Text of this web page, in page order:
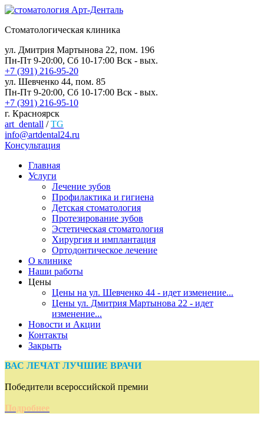
Стоматологическая клиника
ул. Дмитрия Мартынова 22, пом. 196
Пн-Пт 9-20:00, Сб 10-17:00 Вск - вых.
+7 (391) 216-95-20
ул. Шевченко 44, пом. 85
Пн-Пт 9-20:00, Сб 10-17:00 Вск - вых.
+7 (391) 216-95-10
г. Красноярск
art_dentall /TG
info@artdental24.ru
Консультация
Главная
Услуги
Лечение зубов
Профилактика и гигиена
Детская стоматология
Протезирование зубов
Эстетическая стоматология
Хирургия и имплантация
Ортодонтическое лечение
О клинике
Наши работы
Цены
Цены на ул. Шевченко 44 - идет изменение...
Цены ул. Дмитрия Мартынова 22 - идет
изменение...
Новости и Акции
Контакты
Закрыть
ВАС ЛЕЧАТ ЛУЧШИЕ ВРАЧИ
Победители всероссийской премии
Подробнее